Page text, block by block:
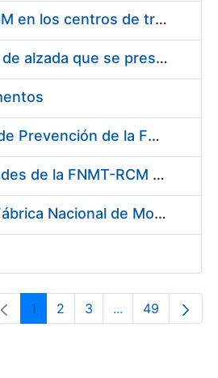
Suministro de gafas graduadas antiproyecciones para los trabajadores de la FNMT-RCM en los centros de trabajo de Madrid y Burgos
Servicios de una empresa externa para el asesoramiento y resolución de los recursos de alzada que se presentan relacionados con procesos de selección para la FNMT-RCM
Servicio de Calibración y Verificación Externa de los Equipos de Medición del Servicio de Prevención de la FNMT-RCM
Conexión mediante Fibra Óptica de los Centros de Proceso de Datos (CPDs) de las sedes de la FNMT-RCM de Burgos y Madrid
Contratación de acuerdo marco para el Suministro de Material de Electricidad para la Fábrica Nacional de Moneda y Timbre-Real Casa de la Moneda en su centro de trabajo de Burgos
Páxina
1 Páxina
2 Páxina
3 ...PáxinasPáxina
49